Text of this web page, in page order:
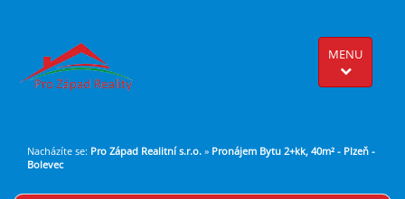
MENU
Nacházíte se: Pro Západ Realitní s.r.o. » Pronájem Bytu 2+kk, 40m² - Plzeň -
Bolevec